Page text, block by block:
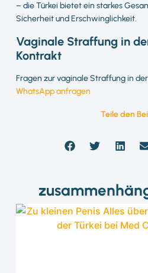
– die Türkei bietet ein starkes
Sicherheit und Erschwinglichkeit.
Vaginale Straffung in
Kontrakt
Fragen zur vaginale Straffung in
WhatsApp anfragen
Teile den